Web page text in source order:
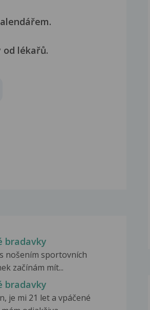
lékařů.
bradavky
nošením sportovních
začínám mít...
bradavky
je mi 21 let a vpáčené